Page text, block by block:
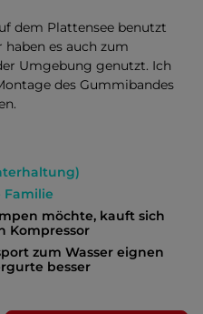
dem Plattensee benutzt
es auch zum
Umgebung genutzt. Ich
des Gummibandes
Familie
möchte, kauft sich
Kompressor
zum Wasser eignen
besser